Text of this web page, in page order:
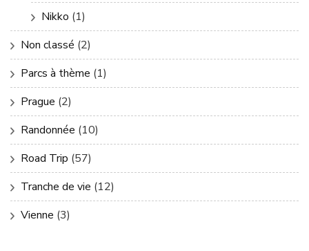
Nikko (1)
Non classé (2)
Parcs à thème (1)
Prague (2)
Randonnée (10)
Road Trip (57)
Tranche de vie (12)
Vienne (3)